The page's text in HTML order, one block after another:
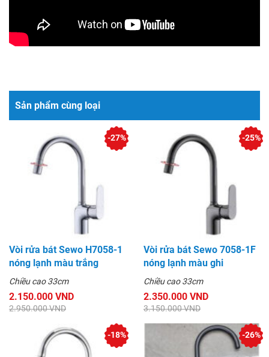
Sản phẩm cùng loại
Vòi rửa bát Sewo H7058-1
nóng lạnh màu trắng
Chiều cao 33cm
2.150.000 VND
2.950.000 VND
-27%
Vòi rửa bát Sewo 7058-1F
nóng lạnh màu ghi
Chiều cao 33cm
2.350.000 VND
3.150.000 VND
-25%
-18% -26%